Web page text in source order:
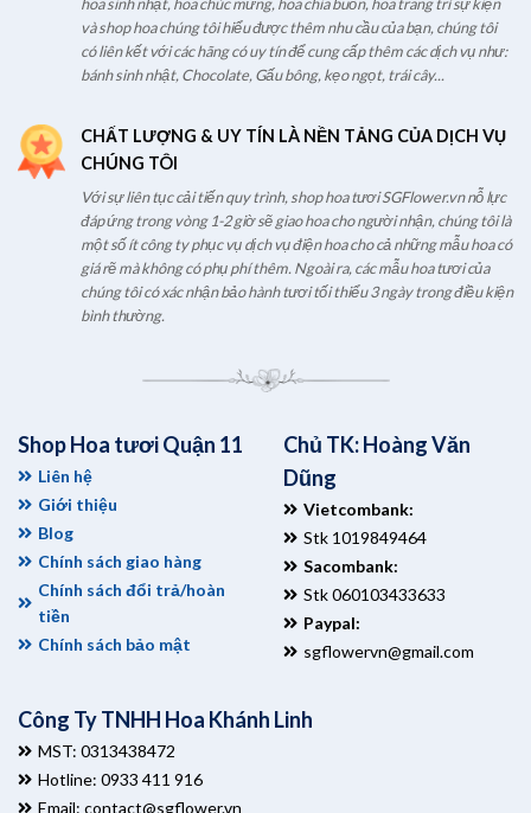
và shop hoa chúng tôi hiểu được thêm nhu cầu của bạn, chúng tôi
có liên kết với các hãng có uy tín để cung cấp thêm các dịch vụ như:
bánh sinh nhật, Chocolate, Gấu bông, kẹo ngọt, trái cây...
CHẤT LƯỢNG & UY TÍN LÀ NỀN TẢNG CỦA DỊCH VỤ
CHÚNG TÔI
Với sự liên tục cải tiến quy trình, shop hoa tươi SGFlower.vn nỗ lực
đáp ứng trong vòng 1-2 giờ sẽ giao hoa cho người nhận, chúng tôi là
một số ít công ty phục vụ dịch vụ điện hoa cho cả những mẫu hoa có
giá rẽ mà không có phụ phí thêm. Ngoài ra, các mẫu hoa tươi của
chúng tôi có xác nhận bảo hành tươi tối thiểu 3 ngày trong điều kiện
bình thường.
Shop Hoa tươi Quận 11
Liên hệ
Giới thiệu
Blog
Chính sách giao hàng
Chính sách đổi trả/hoàn
tiền
Chính sách bảo mật
Chủ TK: Hoàng Văn
Dũng
Vietcombank:
Stk 1019849464
Sacombank:
Stk 060103433633
Paypal:
sgflowervn@gmail.com
Công Ty TNHH Hoa Khánh Linh
MST: 0313438472
Hotline: 0933 411 916
Email: contact@sgflower.vn